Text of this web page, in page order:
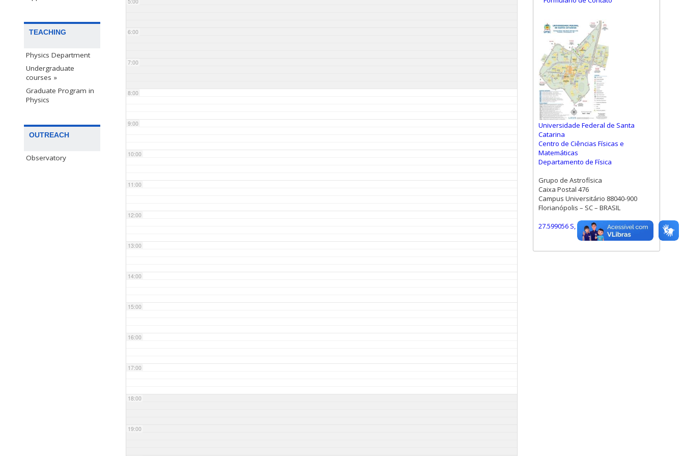
TEACHING
Physics Department
Undergraduate
courses »
Graduate Program in
Physics
OUTREACH
Observatory
6:00
7:00
8:00
9:00
10:00
11:00
12:00
13:00
14:00
15:00
16:00
17:00
18:00
19:00
Universidade Federal de Santa
Catarina
Centro de Ciências Físicas e
Matemáticas
Departamento de Física
Grupo de Astrofísica
Caixa Postal 476
Campus Universitário 88040-900
Florianópolis – SC – BRASIL
27.599056 S, 48.523472 W